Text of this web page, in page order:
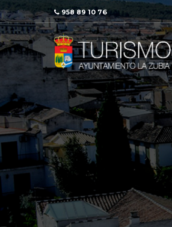
958 89 10 76